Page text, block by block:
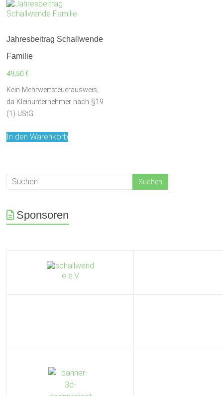
Jahresbeitrag Schallwende
Familie
49,50€
Kein Mehrwertsteuerausweis,
da Kleinunternehmer nach §19
(1) UStG.
In den Warenkorb
Sponsoren